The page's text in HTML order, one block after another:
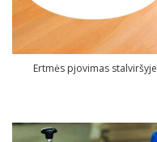
Ertmės pjovimas stalviršyje